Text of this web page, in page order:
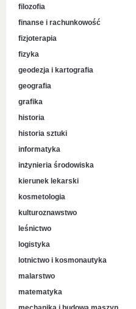
filozofia
finanse i rachunkowość
fizjoterapia
fizyka
geodezja i kartografia
geografia
grafika
historia
historia sztuki
informatyka
inżynieria środowiska
kierunek lekarski
kosmetologia
kulturoznawstwo
leśnictwo
logistyka
lotnictwo i kosmonautyka
malarstwo
matematyka